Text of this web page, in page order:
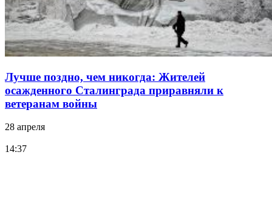
Лучше поздно, чем никогда: Жителей
осажденного Сталинграда приравняли к
ветеранам войны
28 апреля
14:37